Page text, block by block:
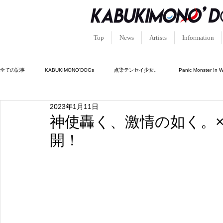
Top News Artists Information
全ての記事 KABUKIMONO'DOGs 点染テンセイ少女。 Panic Monster !n
キュン!?恋堕ちキューピッド
神使轟く、激情の如く。
開！
2023年1月11日